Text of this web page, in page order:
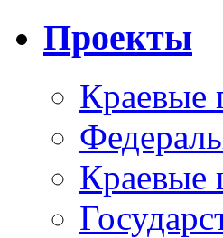
Проекты
Краевые
Краевые